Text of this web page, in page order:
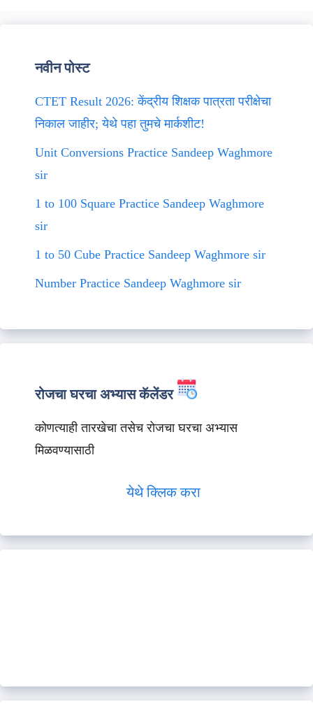
नवीन पोस्ट
CTET Result 2026: केंद्रीय शिक्षक पात्रता परीक्षेचा
निकाल जाहीर; येथे पहा तुमचे मार्कशीट!
Unit Conversions Practice Sandeep Waghmore
sir
1 to 100 Square Practice Sandeep Waghmore
sir
1 to 50 Cube Practice Sandeep Waghmore sir
Number Practice Sandeep Waghmore sir
रोजचा घरचा अभ्यास कॅलेंडर
कोणत्याही तारखेचा तसेच रोजचा घरचा अभ्यास
मिळवण्यासाठी
येथे क्लिक करा